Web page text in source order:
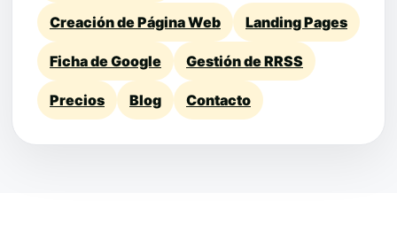
Creación de Página Web Landing Pages
Ficha de Google Gestión de RRSS
Precios Blog Contacto